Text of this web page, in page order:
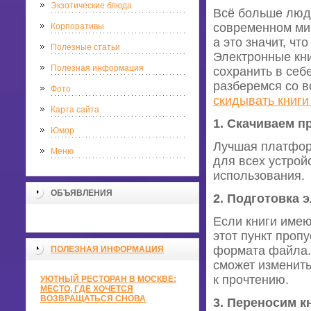
Экзотические блюда
Корпоративы
Полезные статьи
Полезная информация
Фото
Карта сайта
Юмор
Меню
ОБЪЯВЛЕНИЯ
ПОЛЕЗНАЯ ИНФОРМАЦИЯ
УЮТНЫЙ РЕСТОРАН В МОСКВЕ:
МЕСТО, ГДЕ ХОЧЕТСЯ
ВОЗВРАЩАТЬСЯ СНОВА
Всё больше
современном
а это значит,
Электронные
сохранить в
разберемся со
скидывать
1. Скачиваем
Лучшая
для всех
использования.
2. Подготовка
Если книги
этот пункт
формата файла.
сможет
к прочтению.
3. Переносим